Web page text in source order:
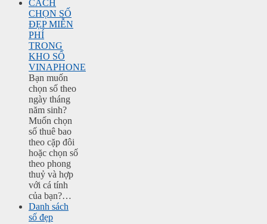
CÁCH
CHỌN SỐ
ĐẸP MIỄN
PHÍ
TRONG
KHO SỐ
VINAPHONE
Bạn muốn
chọn số theo
ngày tháng
năm sinh?
Muốn chọn
số thuê bao
theo cặp đôi
hoặc chọn số
theo phong
thuỷ và hợp
với cá tính
của bạn?…
Danh sách
số đẹp